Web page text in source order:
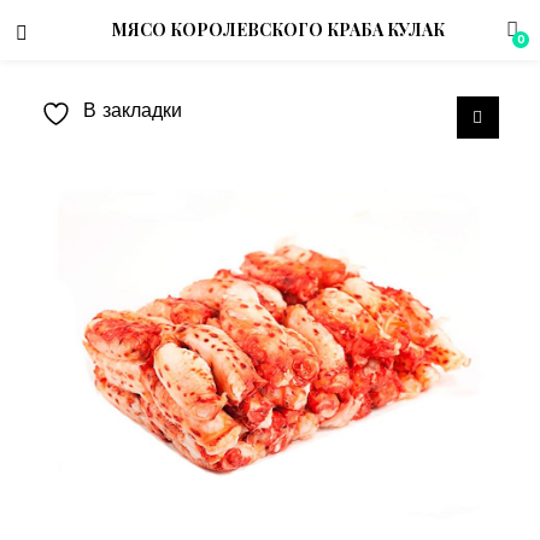
(Магазин)
МЯСО КОРОЛЕВСКОГО КРАБА КУЛАК 0
В закладки